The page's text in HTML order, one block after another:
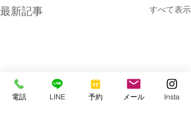
最新記事 すべて表示
電話 LINE 予約 メール Insta